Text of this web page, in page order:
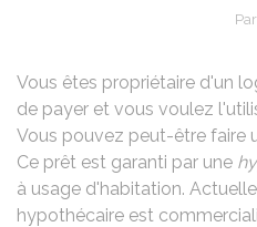
Vous êtes propriétaire d'un
de payer et vous voulez
Vous pouvez peut-être faire
Ce prêt est garanti par une
à usage d'habitation.
hypothécaire est